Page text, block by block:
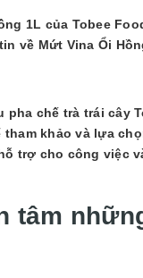
1L của Tobee
về Mứt Vina Ổi
pha chế trà trái cây
tham khảo và lựa
trợ cho công việc
tâm